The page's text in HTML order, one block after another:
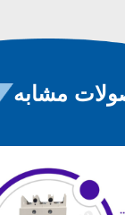
مشابه